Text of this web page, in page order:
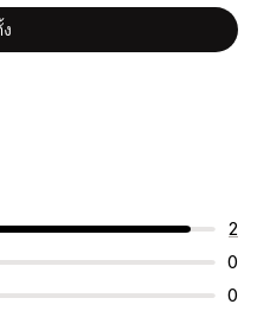
2
0
0